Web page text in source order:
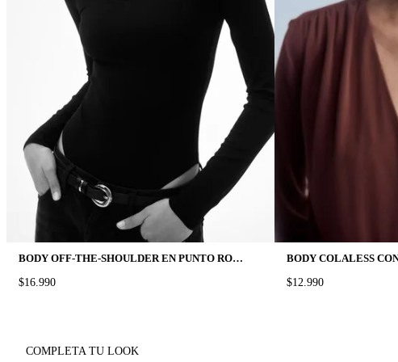
BODY OFF-THE-SHOULDER EN PUNTO ROMA
PRICE:
$16.990 PRICE:
$12.990
COMPLETA TU LOOK